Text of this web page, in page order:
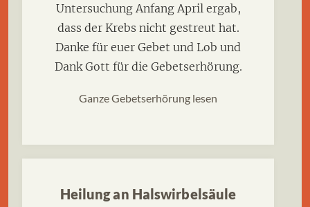
Untersuchung Anfang April ergab,
dass der Krebs nicht gestreut hat.
Danke für euer Gebet und Lob und
Dank Gott für die Gebetserhörung.
Ganze Gebetserhörung lesen
Heilung an Halswirbelsäule